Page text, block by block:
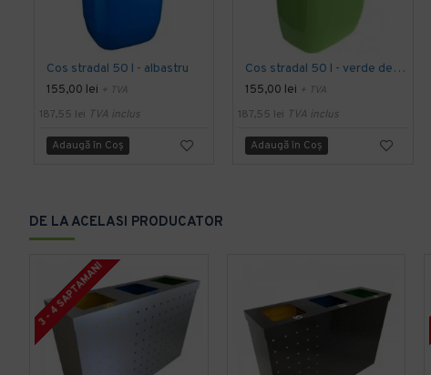
Cos stradal 50 l - albastru
155,00 lei + TVA
187,55 lei TVA inclus
Adaugă în Coş
Cos stradal 50 l - verde deschis
155,00 lei + TVA
187,55 lei TVA inclus
Adaugă în Coş
DE LA ACELASI PRODUCATOR
3 - 4 SAPTAMANI